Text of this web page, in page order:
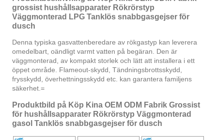
grossist hushållsapparater Rökrörstyp
Väggmonterad LPG Tanklös snabbgasgejser för
dusch
Denna typiska gasvattenberedare av rökgastyp kan leverera
omedelbart, oändligt varmt vatten på begäran. Den är
väggmonterad, av kompakt storlek och lätt att installera i ett
öppet område. Flameout-skydd, Tändningsbrottsskydd,
frysskydd, överhettningsskydd etc. kan garantera familjens
säkerhet.=
Produktbild på Köp Kina OEM ODM Fabrik Grossist
för hushållsapparater Rökrörstyp Väggmonterad
gasol Tanklös snabbgasgejser för dusch